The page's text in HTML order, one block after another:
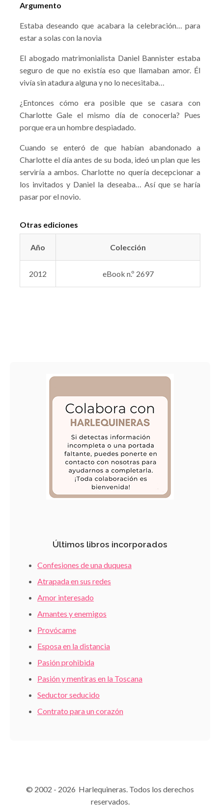
Argumento
Estaba deseando que acabara la celebración… para
estar a solas con la novia
El abogado matrimonialista Daniel Bannister estaba
seguro de que no existía eso que llamaban amor. Él
vivía sin atadura alguna y no lo necesitaba…
¿Entonces cómo era posible que se casara con
Charlotte Gale el mismo día de conocerla? Pues
porque era un hombre despiadado.
Cuando se enteró de que habían abandonado a
Charlotte el día antes de su boda, ideó un plan que les
serviría a ambos. Charlotte no quería decepcionar a
los invitados y Daniel la deseaba… Así que se haría
pasar por el novio.
Otras ediciones
Año Colección
2012 eBook n.º 2697
Últimos libros incorporados
Confesiones de una duquesa
Atrapada en sus redes
Amor interesado
Amantes y enemigos
Provócame
Esposa en la distancia
Pasión prohibida
Pasión y mentiras en la Toscana
Seductor seducido
Contrato para un corazón
© 2002 - 2026 Harlequineras. Todos los derechos
reservados.